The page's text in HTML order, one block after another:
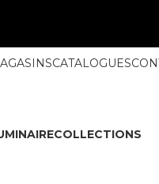
CATALOGUES
COLLECTIONS